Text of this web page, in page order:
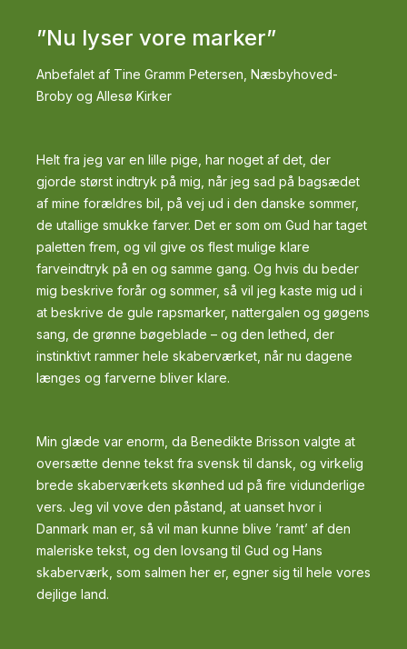
”Nu lyser vore marker”
Anbefalet af Tine Gramm Petersen, Næsbyhoved-
Broby og Allesø Kirker
Helt fra jeg var en lille pige, har noget af det, der
gjorde størst indtryk på mig, når jeg sad på bagsædet
af mine forældres bil, på vej ud i den danske sommer,
de utallige smukke farver. Det er som om Gud har taget
paletten frem, og vil give os flest mulige klare
farveindtryk på en og samme gang. Og hvis du beder
mig beskrive forår og sommer, så vil jeg kaste mig ud i
at beskrive de gule rapsmarker, nattergalen og gøgens
sang, de grønne bøgeblade – og den lethed, der
instinktivt rammer hele skaberværket, når nu dagene
længes og farverne bliver klare.
Min glæde var enorm, da Benedikte Brisson valgte at
oversætte denne tekst fra svensk til dansk, og virkelig
brede skaberværkets skønhed ud på fire vidunderlige
vers. Jeg vil vove den påstand, at uanset hvor i
Danmark man er, så vil man kunne blive ’ramt’ af den
maleriske tekst, og den lovsang til Gud og Hans
skaberværk, som salmen her er, egner sig til hele vores
dejlige land.